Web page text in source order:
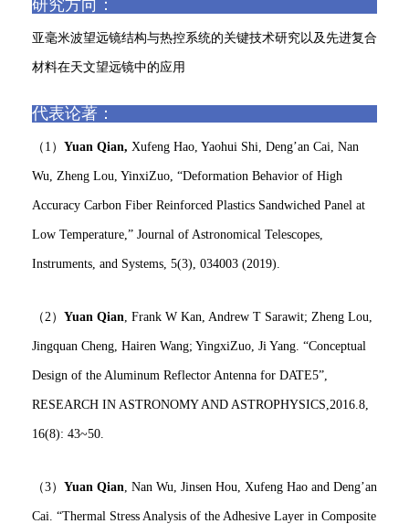
研究方向：
亚毫米波望远镜结构与热控系统的关键技术研究以及先进复合
材料在天文望远镜中的应用
代表论著：
（1） Yuan Qian, Xufeng Hao, Yaohui Shi, Deng’an Cai, Nan
Wu, Zheng Lou, YinxiZuo, “Deformation Behavior of High
Accuracy Carbon Fiber Reinforced Plastics Sandwiched Panel at
Low Temperature,” Journal of Astronomical Telescopes,
Instruments, and Systems, 5(3), 034003 (2019).
（2） Yuan Qian, Frank W Kan, Andrew T Sarawit; Zheng Lou,
Jingquan Cheng, Hairen Wang; YingxiZuo, Ji Yang. “Conceptual
Design of the Aluminum Reflector Antenna for DATE5”,
RESEARCH IN ASTRONOMY AND ASTROPHYSICS,2016.8,
16(8): 43~50.
（3） Yuan Qian, Nan Wu, Jinsen Hou, Xufeng Hao and Deng’an
Cai. “Thermal Stress Analysis of the Adhesive Layer in Composite